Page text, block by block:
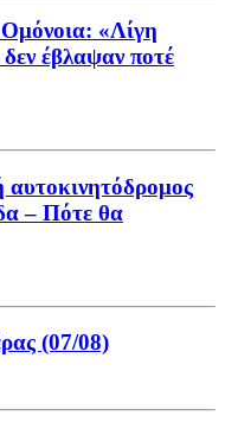
«Λίγη
έβλαψαν ποτέ
– Πότε θα
(07/08)